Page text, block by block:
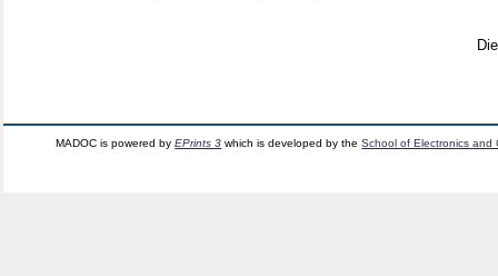
MADOC is powered byEPrints 3 which is developed by theSchool of Electronics and